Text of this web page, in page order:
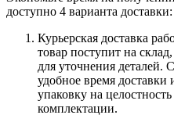
доступно 4 варианта доставки:
Курьерская доставка
товар поступит на
для уточнения деталей.
удобное время доставки
упаковку на
комплектации.